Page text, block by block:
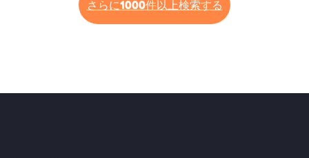
さらに1000件以上検索する